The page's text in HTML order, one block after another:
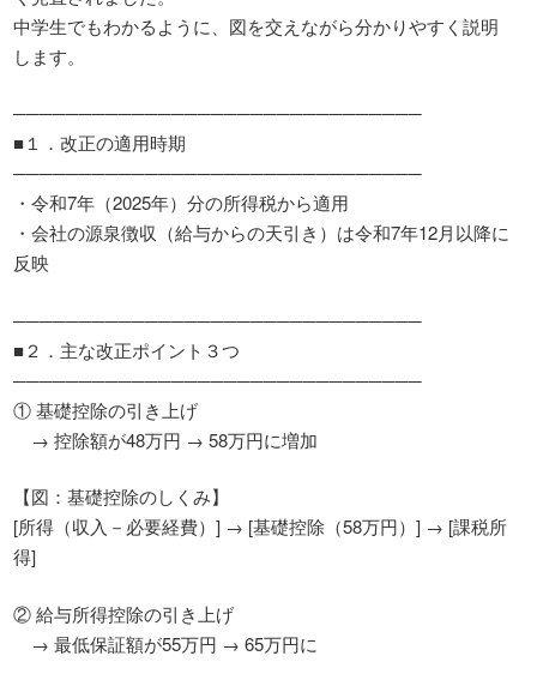
中学生でもわかるように、図を交えながら分かりやすく説明
します。
───────────────────────────────
■１．改正の適用時期
───────────────────────────────
・令和7年（2025年）分の所得税から適用
・会社の源泉徴収（給与からの天引き）は令和7年12月以降に
反映
───────────────────────────────
■２．主な改正ポイント３つ
───────────────────────────────
① 基礎控除の引き上げ
→ 控除額が48万円 → 58万円に増加
【図：基礎控除のしくみ】
[所得（収入－必要経費）] → [基礎控除（58万円）] → [課税所
得]
② 給与所得控除の引き上げ
→ 最低保証額が55万円 → 65万円に